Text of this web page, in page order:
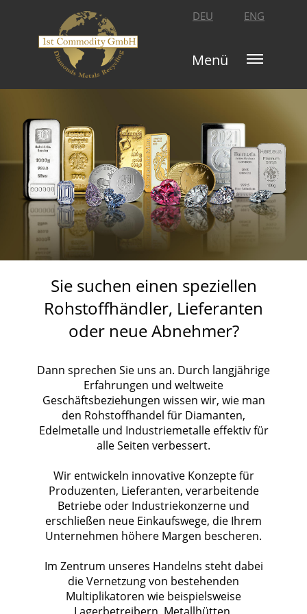
Sie suchen einen speziellen
Rohstoffhändler, Lieferanten
oder neue Abnehmer?
Dann sprechen Sie uns an. Durch langjährige
Erfahrungen und weltweite
Geschäftsbeziehungen wissen wir, wie man
den Rohstoffhandel für Diamanten,
Edelmetalle und Industriemetalle effektiv für
alle Seiten verbessert.
Wir entwickeln innovative Konzepte für
Produzenten, Lieferanten, verarbeitende
Betriebe oder Industriekonzerne und
erschließen neue Einkaufswege, die Ihrem
Unternehmen höhere Margen bescheren.
Im Zentrum unseres Handelns steht dabei
die Vernetzung von bestehenden
Multiplikatoren wie beispielsweise
ENG
DEU
Menü